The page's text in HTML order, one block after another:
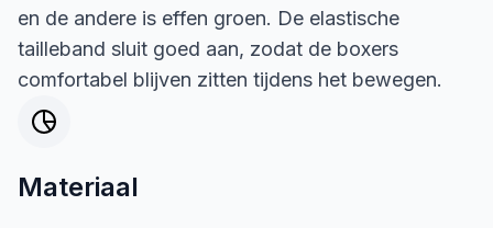
en de andere is effen groen. De elastische
tailleband sluit goed aan, zodat de boxers
comfortabel blijven zitten tijdens het bewegen.
Materiaal